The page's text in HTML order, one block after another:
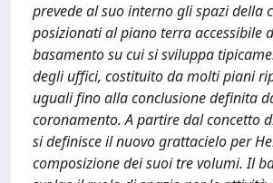
prevede al suo interno gli spazi della
posizionati al piano terra accessibile
basamento su cui si sviluppa
degli uffici, costituito da molti piani
uguali fino alla conclusione definita
coronamento. A partire dal concetto
si definisce il nuovo grattacielo per
composizione dei suoi tre volumi. Il